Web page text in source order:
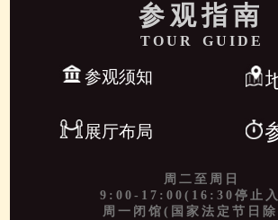
参观指南
TOUR GUIDE
参观须知
展厅布局
周二至周日
9:00-17:00(16:30停止
周一闭馆(国家法定节日